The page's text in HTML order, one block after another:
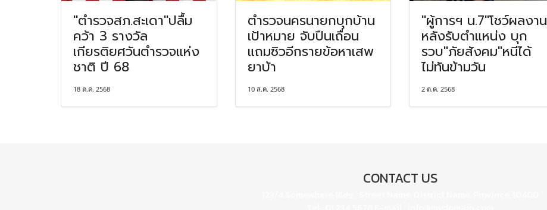
"ตำรวจสภ.สะเดา"ปลื้ม
คว้า 3 รางวัล
เกียรติยศวันตำรวจแห่ง
ชาติ ปี 68
18 ต.ค. 2568
ตำรวจนครนายกบุกบ้าน
เป้าหมาย จับปืนเถื่อน
แถมซิวอีกรายข้อหาเสพ
ยาบ้า
10 ส.ค. 2568
"ผู้การฯ น.7"โชว์ผลงาน
หลังรับตำแหน่ง บุก
รวบ"ภัยสังคม"หนีได้
ไม่ทันข้ามวัน
2 ต.ค. 2568
CONTACT US